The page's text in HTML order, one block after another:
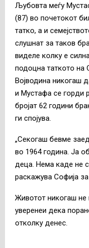
Љубовта меѓу
(87) во почетокот
татко, а и
слушнат за таков
виделе колку е
подоцна таткото на
Војводина никогаш
и Мустафа се горди
бројат 62 години
ги спојува.
„Секогаш бевме
во 1964 година. Ја
деца. Нема каде не
раскажува Софија
Животот никогаш не
уверенеи дека
отколку денес.